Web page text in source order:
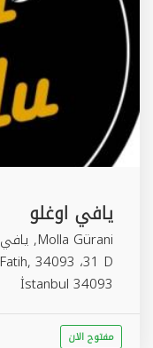
يافي اوغلو
31 D‎‏، 34093 Fatih/İstanbul, Turkey,
Fatih,
İstanbul 34093
مفتوح الان